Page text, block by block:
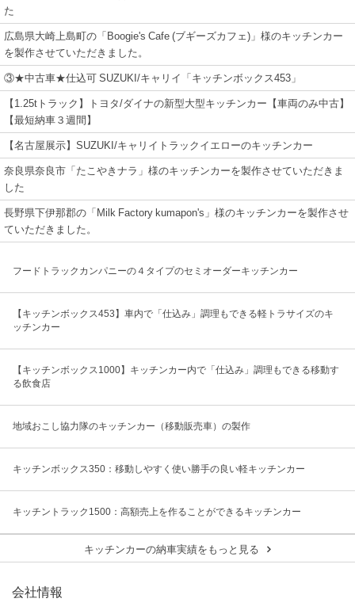
た
広島県大崎上島町の「Boogie's Cafe (ブギーズカフェ)」様のキッチンカー
を製作させていただきました。
③★中古車★仕込可 SUZUKI/キャリイ「キッチンボックス453」
【1.25tトラック】トヨタ/ダイナの新型大型キッチンカー【車両のみ中古】
【最短納車３週間】
【名古屋展示】SUZUKI/キャリイトラックイエローのキッチンカー
奈良県奈良市「たこやきナラ」様のキッチンカーを製作させていただきま
した
長野県下伊那郡の「Milk Factory kumapon's」様のキッチンカーを製作させ
ていただきました。
フードトラックカンパニーの４タイプのセミオーダーキッチンカー
【キッチンボックス453】車内で「仕込み」調理もできる軽トラサイズのキ
ッチンカー
【キッチンボックス1000】キッチンカー内で「仕込み」調理もできる移動す
る飲食店
地域おこし協力隊のキッチンカー（移動販売車）の製作
キッチンボックス350：移動しやすく使い勝手の良い軽キッチンカー
キッチントラック1500：高額売上を作ることができるキッチンカー
キッチンカーの納車実績をもっと見る
会社情報